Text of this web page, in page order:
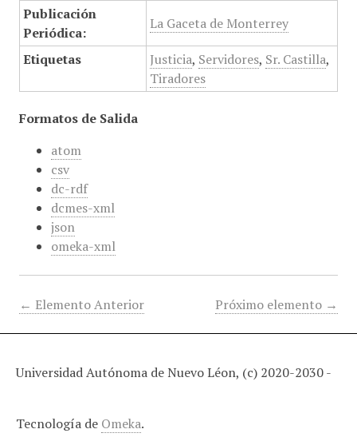
Publicación
Periódica:
La Gaceta de Monterrey
Etiquetas Justicia, Servidores, Sr. Castilla,
Tiradores
Formatos de Salida
atom
csv
dc-rdf
dcmes-xml
json
omeka-xml
← Elemento Anterior Próximo elemento →
Universidad Autónoma de Nuevo Léon, (c) 2020-2030 -
Tecnología de Omeka.